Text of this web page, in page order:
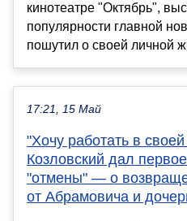
кинотеатре "Октябрь",
популярности главной
пошутил о своей личной
17:21, 15 Май
"Хочу работать в
Козловский дал
"отмены" — о
от Абрамовича и